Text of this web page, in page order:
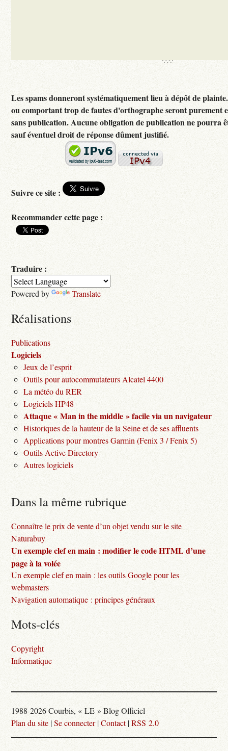
Les spams donneront systématiquement lieu à dépôt de
ou comportant trop de fautes d'orthographe seront purement
sans publication. Aucune obligation de publication ne pourra
sauf éventuel droit de réponse dûment justifié.
Suivre ce site :
Recommander cette page :
Traduire :
Powered by Translate
Réalisations
Publications
Logiciels
Jeux de l’esprit
Outils pour autocommutateurs Alcatel 4400
La météo du RER
Logiciels HP48
Attaque « Man in the middle » facile via un navigateur
Historiques de la hauteur de la Seine et de ses affluents
Applications pour montres Garmin (Fenix 3 / Fenix 5)
Outils Active Directory
Autres logiciels
Dans la même rubrique
Connaître le prix de vente d’un objet vendu sur le site
Naturabuy
Un exemple clef en main : modifier le code HTML d’une
page à la volée
Un exemple clef en main : les outils Google pour les
webmasters
Navigation automatique : principes généraux
Mots-clés
Copyright
Informatique
1988-2026 Courbis, « LE » Blog Officiel
Plan du site |Se connecter|Contact|RSS 2.0